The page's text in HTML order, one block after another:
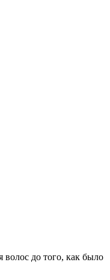
до того, как было